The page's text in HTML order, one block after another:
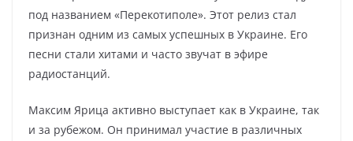
под названием «Перекотиполе». Этот релиз стал
признан одним из самых успешных в Украине. Его
песни стали хитами и часто звучат в эфире
радиостанций.
Максим Ярица активно выступает как в Украине, так
и за рубежом. Он принимал участие в различных